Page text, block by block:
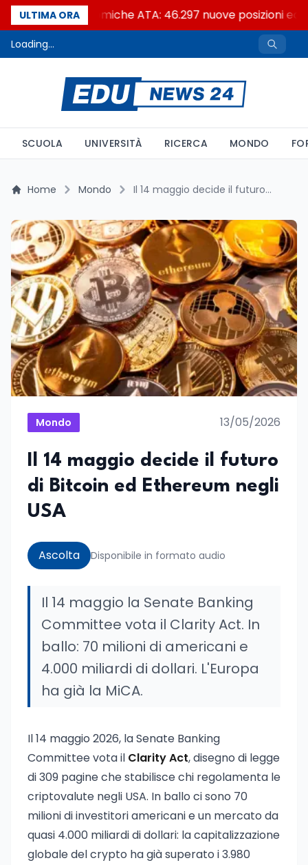
ULTIMA ORA
Posizioni economiche ATA: 46.297 nuove posizioni
Loading...
SCUOLA UNIVERSITÀ RICERCA MONDO
Home Mondo Il 14 maggio decide il futuro di Bitcoin ed Ethereum negli USA
Mondo 13/05/2026
Il 14 maggio decide il futuro
di Bitcoin ed Ethereum negli
USA
Ascolta Disponibile in formato audio
Il 14 maggio la Senate Banking
Committee vota il Clarity Act. In
ballo: 70 milioni di americani e
4.000 miliardi di dollari. L'Europa
ha già la MiCA.
Il 14 maggio 2026, la Senate Banking
Committee vota il Clarity Act, disegno di legge
di 309 pagine che stabilisce chi regolamenta le
criptovalute negli USA. In ballo ci sono 70
milioni di investitori americani e un mercato da
quasi 4.000 miliardi di dollari: la capitalizzazione
globale del crypto ha già superato i 3.980